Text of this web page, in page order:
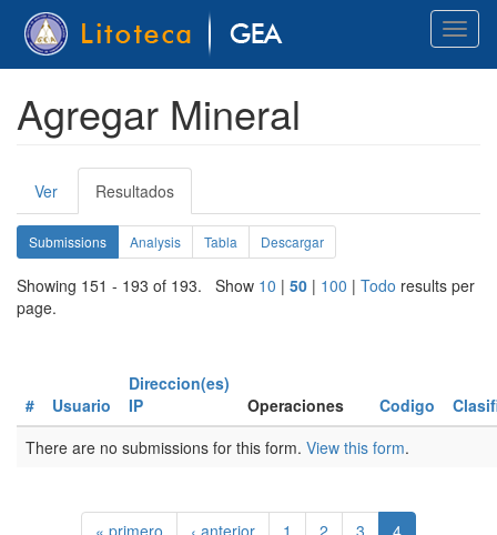
Pasar
contenido
Agregar Mineral
Solapas
principales
Ver Resultados
activa)
Solapas
secundarias
Submissions (solapa
activa)
Analysis Tabla Descargar
Showing 151 - 193 of 193. Show 10 | 50 | 100 | Todo results per
page.
# Usuario
Direccion(es)
IP
Operaciones Codigo
There are no submissions for this form. View this form.
« primero ‹ anterior 1 2 3 4